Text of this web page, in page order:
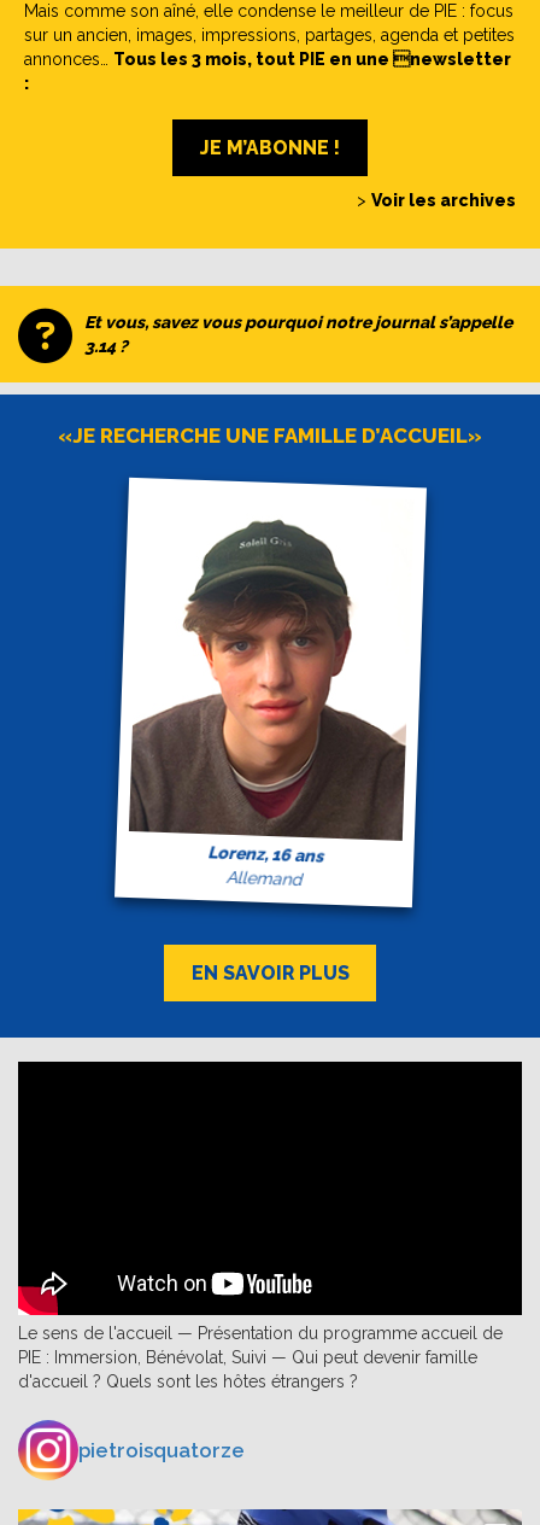
Mais comme son aîné, elle condense le meilleur de PIE : focus
sur un ancien, images, impressions, partages, agenda et petites
annonces… Tous les 3 mois, tout PIE en une newsletter
:
JE M’ABONNE !
> Voir les archives
Et vous, savez vous pourquoi notre journal s’appelle
3.14 ?
«JE RECHERCHE UNE FAMILLE D’ACCUEIL»
Lorenz, 16 ans
Allemand
EN SAVOIR PLUS
Le sens de l'accueil — Présentation du programme accueil de
PIE : Immersion, Bénévolat, Suivi — Qui peut devenir famille
d'accueil ? Quels sont les hôtes étrangers ?
pietroisquatorze